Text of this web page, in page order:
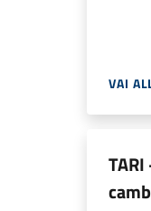
VAI